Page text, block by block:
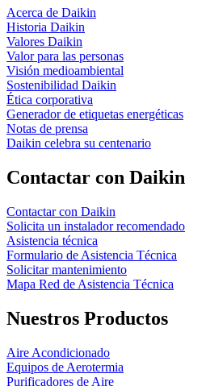
Acerca de Daikin
Historia Daikin
Valores Daikin
Valor para las personas
Visión medioambiental
Sostenibilidad Daikin
Ética corporativa
Generador de etiquetas energéticas
Notas de prensa
Daikin celebra su centenario
Contactar con Daikin
Contactar con Daikin
Solicita un instalador recomendado
Asistencia técnica
Formulario de Asistencia Técnica
Solicitar mantenimiento
Mapa Red de Asistencia Técnica
Nuestros Productos
Aire Acondicionado
Equipos de Aerotermia
Purificadores de Aire